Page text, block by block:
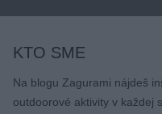
KTO SME
Na blogu Zagurami nájdeš
outdoorové aktivity v každej